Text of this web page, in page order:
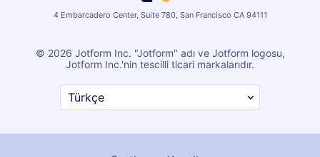
4 Embarcadero Center, Suite 780, San Francisco CA 94111
© 2026 Jotform Inc. "Jotform" adı ve Jotform logosu,
Jotform Inc.'nin tescilli ticari markalarıdır.